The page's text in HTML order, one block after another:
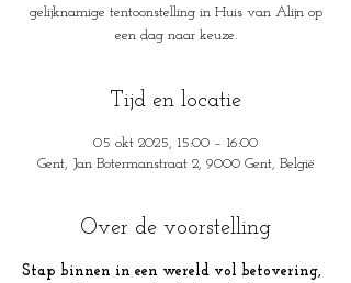
gelijknamige tentoonstelling in Huis van Alijn op
een dag naar keuze.
Tijd en locatie
05 okt 2025, 15:00 – 16:00
Gent, Jan Botermanstraat 2, 9000 Gent, België
Over de voorstelling
Stap binnen in een wereld vol betovering,